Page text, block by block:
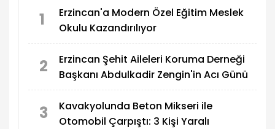
1
Erzincan'a Modern Özel Eğitim Meslek
Okulu Kazandırılıyor
2
Erzincan Şehit Aileleri Koruma Derneği
Başkanı Abdulkadir Zengin'in Acı Günü
3
Kavakyolunda Beton Mikseri ile
Otomobil Çarpıştı: 3 Kişi Yaralı